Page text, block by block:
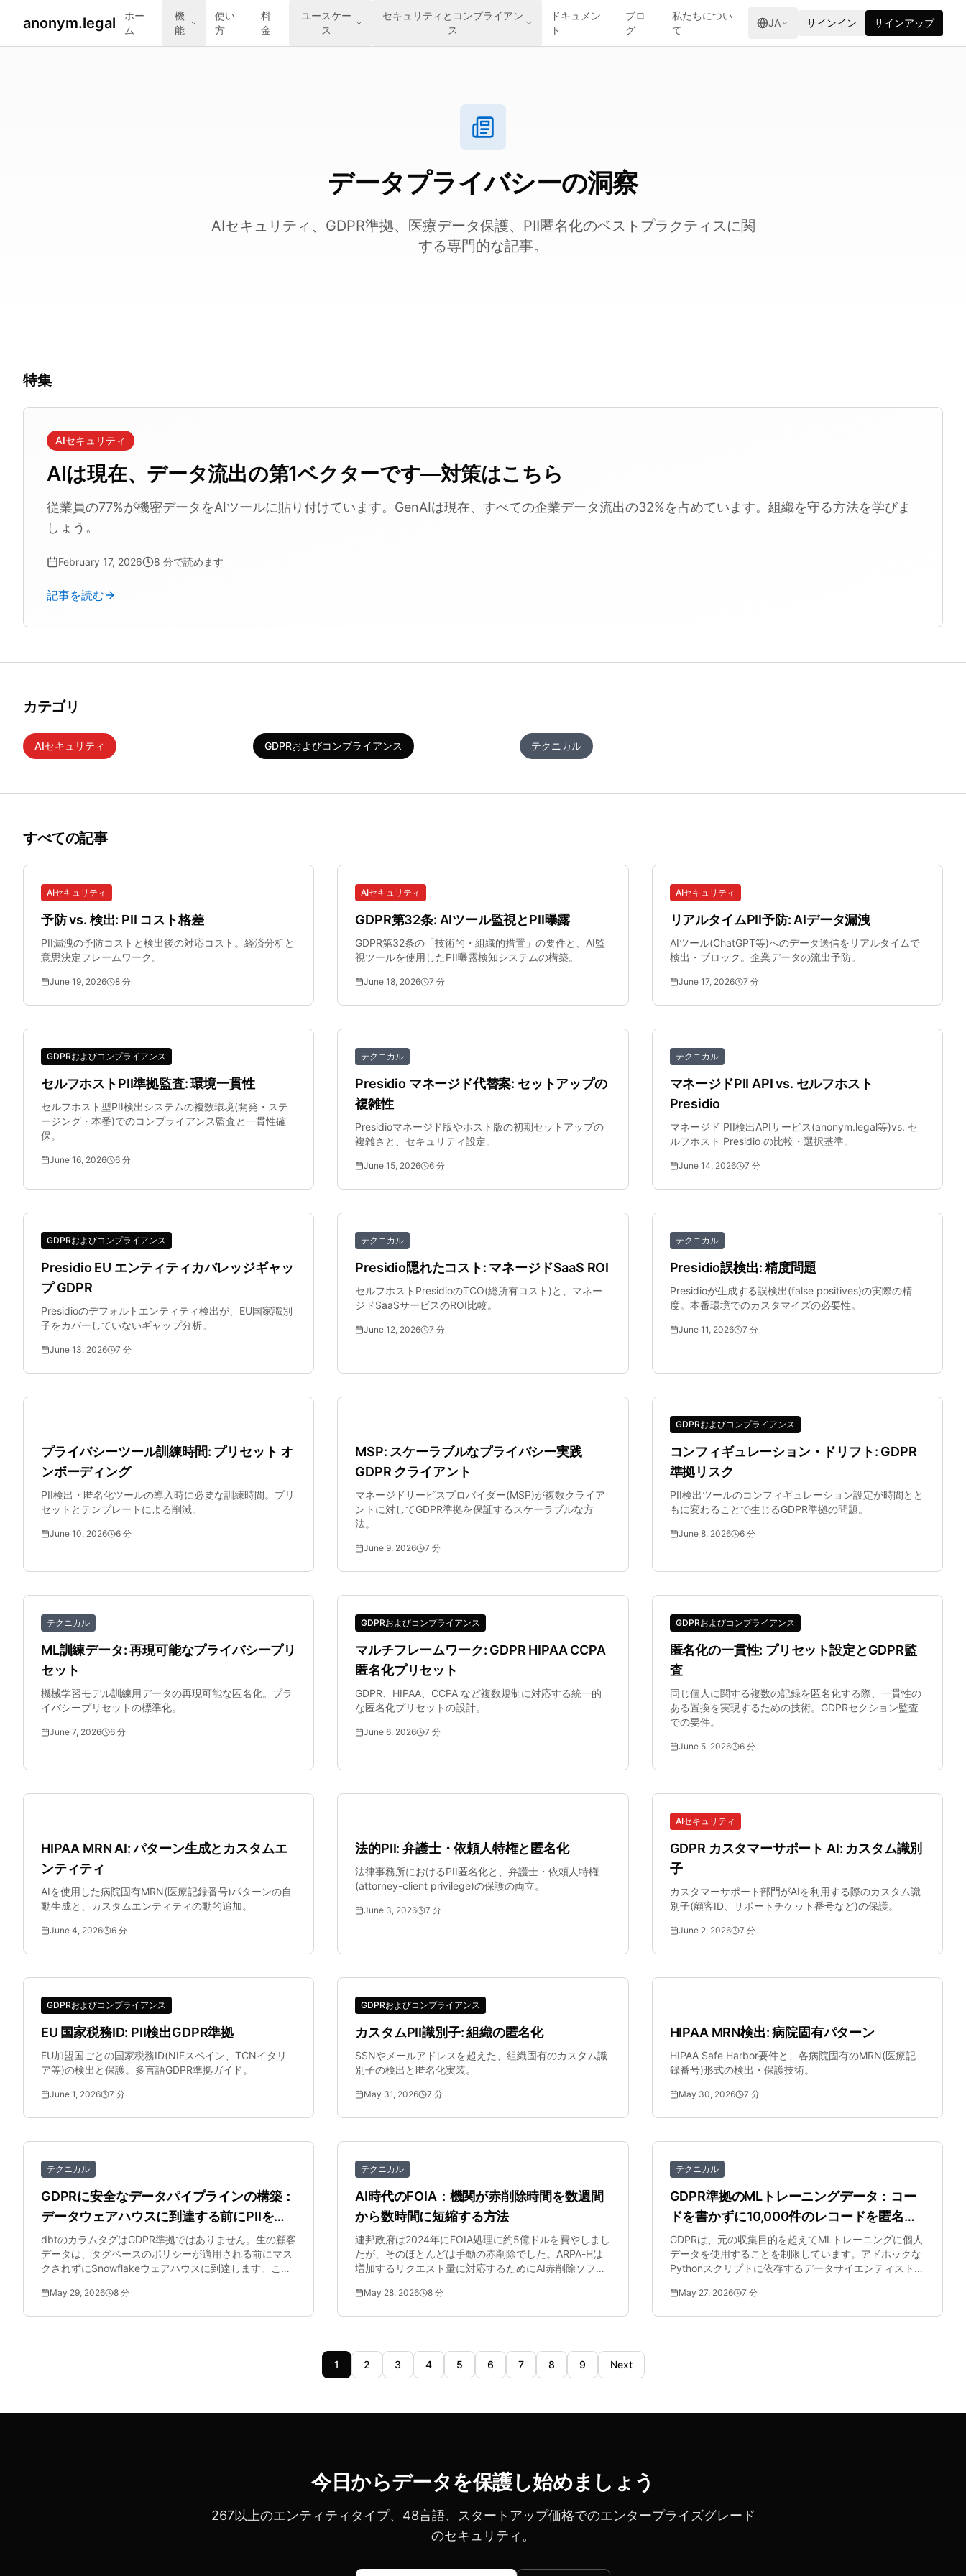
anonym.legal
ホー
ム
機
能
使い
方
料
金
ユースケー
ス
セキュリティとコンプライアン
ス
ドキュメン
ト
ブロ
グ
私たちについ
て
JA サインイン サインアップ
データプライバシーの洞察
AIセキュリティ、GDPR準拠、医療データ保護、PII匿名化のベストプラクティスに関
する専門的な記事。
特集
AIセキュリティ
AIは現在、データ流出の第1ベクターです—対策はこちら
従業員の77%が機密データをAIツールに貼り付けています。GenAIは現在、すべての企業データ流出の32%を占めています。組織を守る方法を学びま
しょう。
February 17, 2026 8 分で読めます
記事を読む
カテゴリ
AIセキュリティ GDPRおよびコンプライアンス テクニカル
すべての記事
AIセキュリティ
予防 vs. 検出: PII コスト格差
PII漏洩の予防コストと検出後の対応コスト。経済分析と
意思決定フレームワーク。
June 19, 2026 8 分
AIセキュリティ
GDPR第32条: AIツール監視とPII曝露
GDPR第32条の「技術的・組織的措置」の要件と、AI監
視ツールを使用したPII曝露検知システムの構築。
June 18, 2026 7 分
AIセキュリティ
リアルタイムPII予防: AIデータ漏洩
AIツール(ChatGPT等)へのデータ送信をリアルタイムで
検出・ブロック。企業データの流出予防。
June 17, 2026 7 分
GDPRおよびコンプライアンス
セルフホストPII準拠監査: 環境一貫性
セルフホスト型PII検出システムの複数環境(開発・ステ
ージング・本番)でのコンプライアンス監査と一貫性確
保。
June 16, 2026 6 分
テクニカル
Presidio マネージド代替案: セットアップの
複雑性
Presidioマネージド版やホスト版の初期セットアップの
複雑さと、セキュリティ設定。
June 15, 2026 6 分
テクニカル
マネージドPII API vs. セルフホスト
Presidio
マネージド PII検出APIサービス(anonym.legal等)vs. セ
ルフホスト Presidio の比較・選択基準。
June 14, 2026 7 分
GDPRおよびコンプライアンス
Presidio EU エンティティカバレッジギャッ
プ GDPR
Presidioのデフォルトエンティティ検出が、EU国家識別
子をカバーしていないギャップ分析。
June 13, 2026 7 分
テクニカル
Presidio隠れたコスト: マネージドSaaS ROI
セルフホストPresidioのTCO(総所有コスト)と、マネー
ジドSaaSサービスのROI比較。
June 12, 2026 7 分
テクニカル
Presidio誤検出: 精度問題
Presidioが生成する誤検出(false positives)の実際の精
度。本番環境でのカスタマイズの必要性。
June 11, 2026 7 分
プライバシーツール訓練時間: プリセット オ
ンボーディング
PII検出・匿名化ツールの導入時に必要な訓練時間。プリ
セットとテンプレートによる削減。
June 10, 2026 6 分
MSP: スケーラブルなプライバシー実践
GDPR クライアント
マネージドサービスプロバイダー(MSP)が複数クライア
ントに対してGDPR準拠を保証するスケーラブルな方
法。
June 9, 2026 7 分
GDPRおよびコンプライアンス
コンフィギュレーション・ドリフト: GDPR
準拠リスク
PII検出ツールのコンフィギュレーション設定が時間とと
もに変わることで生じるGDPR準拠の問題。
June 8, 2026 6 分
テクニカル
ML訓練データ: 再現可能なプライバシープリ
セット
機械学習モデル訓練用データの再現可能な匿名化。プラ
イバシープリセットの標準化。
June 7, 2026 6 分
GDPRおよびコンプライアンス
マルチフレームワーク: GDPR HIPAA CCPA
匿名化プリセット
GDPR、HIPAA、CCPA など複数規制に対応する統一的
な匿名化プリセットの設計。
June 6, 2026 7 分
GDPRおよびコンプライアンス
匿名化の一貫性: プリセット設定とGDPR監
査
同じ個人に関する複数の記録を匿名化する際、一貫性の
ある置換を実現するための技術。GDPRセクション監査
での要件。
June 5, 2026 6 分
HIPAA MRN AI: パターン生成とカスタムエ
ンティティ
AIを使用した病院固有MRN(医療記録番号)パターンの自
動生成と、カスタムエンティティの動的追加。
June 4, 2026 6 分
法的PII: 弁護士・依頼人特権と匿名化
法律事務所におけるPII匿名化と、弁護士・依頼人特権
(attorney-client privilege)の保護の両立。
June 3, 2026 7 分
AIセキュリティ
GDPR カスタマーサポート AI: カスタム識別
子
カスタマーサポート部門がAIを利用する際のカスタム識
別子(顧客ID、サポートチケット番号など)の保護。
June 2, 2026 7 分
GDPRおよびコンプライアンス
EU 国家税務ID: PII検出GDPR準拠
EU加盟国ごとの国家税務ID(NIFスペイン、TCNイタリ
ア等)の検出と保護。多言語GDPR準拠ガイド。
June 1, 2026 7 分
GDPRおよびコンプライアンス
カスタムPII識別子: 組織の匿名化
SSNやメールアドレスを超えた、組織固有のカスタム識
別子の検出と匿名化実装。
May 31, 2026 7 分
HIPAA MRN検出: 病院固有パターン
HIPAA Safe Harbor要件と、各病院固有のMRN(医療記
録番号)形式の検出・保護技術。
May 30, 2026 7 分
テクニカル
GDPRに安全なデータパイプラインの構築：
データウェアハウスに到達する前にPIIを匿
名化する
dbtのカラムタグはGDPR準拠ではありません。生の顧客
データは、タグベースのポリシーが適用される前にマス
クされずにSnowflakeウェアハウスに到達します。この
する前にパイプライン内でPIIを匿名化する方法を説明し
May 29, 2026 8 分
テクニカル
AI時代のFOIA：機関が赤削除時間を数週間
から数時間に短縮する方法
連邦政府は2024年にFOIA処理に約5億ドルを費やしまし
たが、そのほとんどは手動の赤削除でした。ARPA-Hは
増加するリクエスト量に対応するためにAI赤削除ソフト
ックログ危機にどのように対処するかを見てみましょ
May 28, 2026 8 分
テクニカル
GDPR準拠のMLトレーニングデータ：コー
ドを書かずに10,000件のレコードを匿名化
する方法
GDPRは、元の収集目的を超えてMLトレーニングに個人
データを使用することを制限しています。アドホックな
Pythonスクリプトに依存するデータサイエンティスト
成します。バッチ処理により、GDPR準拠のトレーニン
May 27, 2026 7 分
1 2 3 4 5 6 7 8 9 Next
今日からデータを保護し始めましょう
267以上のエンティティタイプ、48言語、スタートアップ価格でのエンタープライズグレード
のセキュリティ。